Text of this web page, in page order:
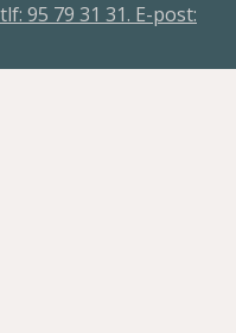
95 79 31 31. E-post: